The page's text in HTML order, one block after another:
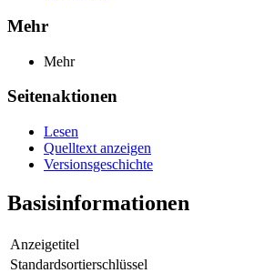
Mehr
Mehr
Seitenaktionen
Lesen
Quelltext anzeigen
Versionsgeschichte
Basisinformationen
Anzeigetitel
Standardsortierschlüssel